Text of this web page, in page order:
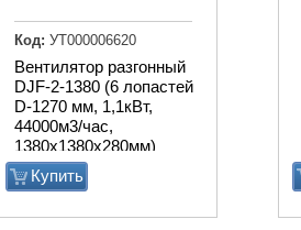
Вентилятор разгонный
DJF-2-1380 (6 лопастей
D-1270 мм, 1,1кВт,
44000м3/час,
1380х1380х280мм)
Купить
Код: УТ000006620